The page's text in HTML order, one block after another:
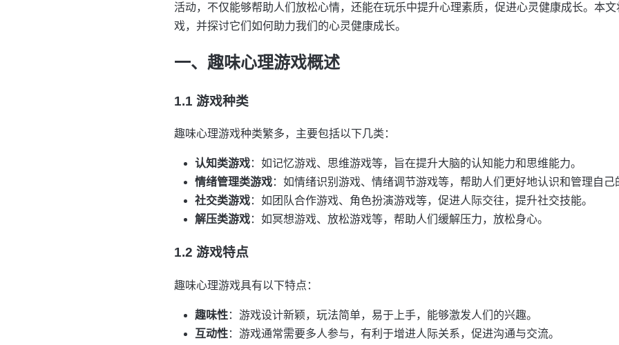
活动，不仅能够帮助人们放松心情，还能在玩乐中提升心理素质，促进心灵健康成长。本
戏，并探讨它们如何助力我们的心灵健康成长。
一、趣味心理游戏概述
1.1 游戏种类
趣味心理游戏种类繁多，主要包括以下几类：
认知类游戏：如记忆游戏、思维游戏等，旨在提升大脑的认知能力和思维能力。
情绪管理类游戏：如情绪识别游戏、情绪调节游戏等，帮助人们更好地认识和管理自己
社交类游戏：如团队合作游戏、角色扮演游戏等，促进人际交往，提升社交技能。
解压类游戏：如冥想游戏、放松游戏等，帮助人们缓解压力，放松身心。
1.2 游戏特点
趣味心理游戏具有以下特点：
趣味性：游戏设计新颖，玩法简单，易于上手，能够激发人们的兴趣。
互动性：游戏通常需要多人参与，有利于增进人际关系，促进沟通与交流。